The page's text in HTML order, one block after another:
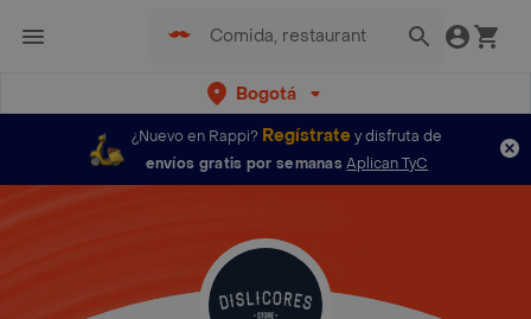
Bogotá
¿Nuevo en Rappi? Regístratey disfruta de
envíos gratis por semanas Aplican TyC